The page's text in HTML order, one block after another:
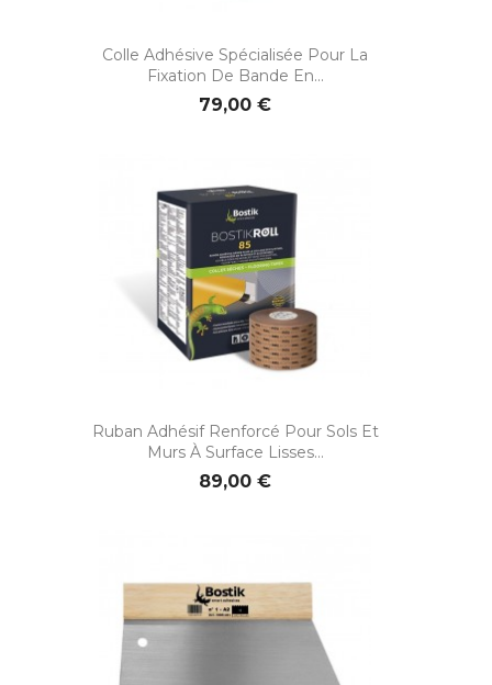
Colle Adhésive Spécialisée Pour La
Fixation De Bande En...
79,00 €
Ruban Adhésif Renforcé Pour Sols Et
Murs À Surface Lisses...
89,00 €